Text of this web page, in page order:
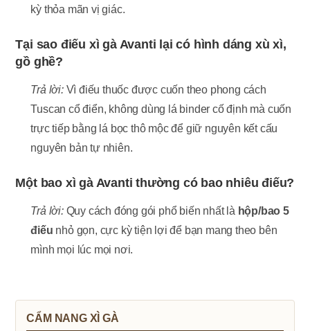
kỳ thỏa mãn vị giác.
Tại sao điếu xì gà Avanti lại có hình dáng xù xì,
gồ ghề?
Trả lời:Vì điếu thuốc được cuốn theo phong cách
Tuscan cổ điển, không dùng lá binder cố định mà cuốn
trực tiếp bằng lá bọc thô mộc để giữ nguyên kết cấu
nguyên bản tự nhiên.
Một bao xì gà Avanti thường có bao nhiêu điếu?
Trả lời:Quy cách đóng gói phổ biến nhất là hộp/bao 5
điếu nhỏ gọn, cực kỳ tiện lợi để bạn mang theo bên
mình mọi lúc mọi nơi.
CẨM NANG XÌ GÀ